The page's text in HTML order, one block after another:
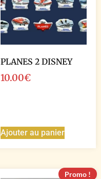
PLANES 2 DISNEY
10.00€
Ajouter au panier
Promo !